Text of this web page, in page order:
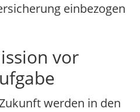
einbezogen
vor
werden in den